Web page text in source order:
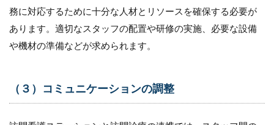
務に対応するために十分な人材とリソースを確保する必要が
あります。適切なスタッフの配置や研修の実施、必要な設備
や機材の準備などが求められます。
（３）コミュニケーションの調整